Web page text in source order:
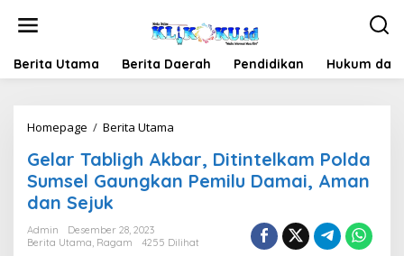
Berita Utama Berita Daerah Pendidikan Hukum
Homepage / Berita Utama
Akbar,
Ditintelkam
Polda
Pemilu
Gelar Tabligh Akbar, Ditintelkam Polda
Sumsel Gaungkan Pemilu Damai, Aman
dan Sejuk
Admin
Desember 28, 2023
Berita Utama, Ragam 4255 Dilihat